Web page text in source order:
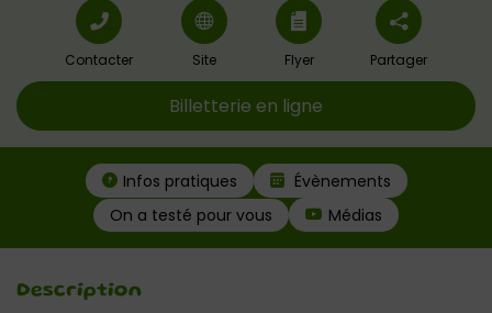
Contacter Site Flyer Partager
Billetterie en ligne
Infos pratiques
Évènements
On a testé pour vous
Médias
Description